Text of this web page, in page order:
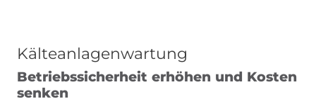
Kälteanlagenwartung
Betriebssicherheit erhöhen und Kosten
senken